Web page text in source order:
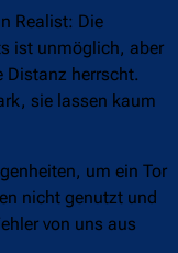
Realist: Die
ist unmöglich, aber
Distanz herrscht.
sie lassen kaum
um ein Tor
nicht genutzt und
von uns aus